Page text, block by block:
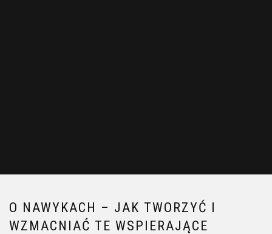
O NAWYKACH – JAK TWORZYĆ I
WZMACNIAĆ TE WSPIERAJĄCE